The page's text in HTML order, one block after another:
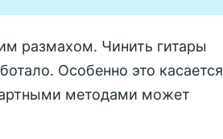
размахом. Чинить гитары
Особенно это касается
методами может